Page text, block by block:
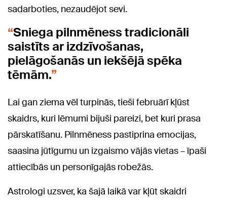
sadarboties, nezaudējot sevi.
Sniega pilnmēness tradicionāli
saistīts ar izdzīvošanas,
pielāgošanās un iekšējā spēka
tēmām.
Lai gan ziema vēl turpinās, tieši februārī kļūst
skaidrs, kuri lēmumi bijuši pareizi, bet kuri prasa
pārskatīšanu. Pilnmēness pastiprina emocijas,
saasina jūtīgumu un izgaismo vājās vietas – īpaši
attiecībās un personīgajās robežās.
Astrologi uzsver, ka šajā laikā var kļūt skaidri